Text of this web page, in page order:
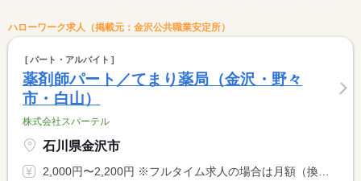
ハローワーク求人（掲載元：金沢公共職業安定所）
パート・アルバイト
薬剤師パート／てまり薬局（金沢・野々
市・白山）
株式会社スパーテル
石川県金沢市
2,000円〜2,200円 ※フルタイム求人の場合は月額（換算額）、パート求人の場合は時間額を表示しています。